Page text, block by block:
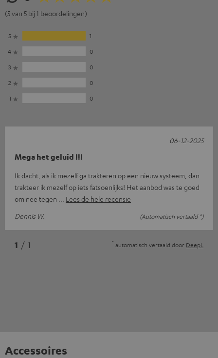
(5 van 5 bij 1 beoordelingen)
5
1
4
0
3
0
2
0
1
0
Mega het geluid !!!
Ik dacht, als ik mezelf ga trakteren op een nieuw systeem, dan
trakteer ik mezelf op iets fatsoenlijks! Het aanbod was te goed
om nee tegen
Lees de hele recensie
Dennis W.
(Automatisch vertaald *)
06-12-2025
1 / 1 * automatisch vertaald door DeepL
Accessoires